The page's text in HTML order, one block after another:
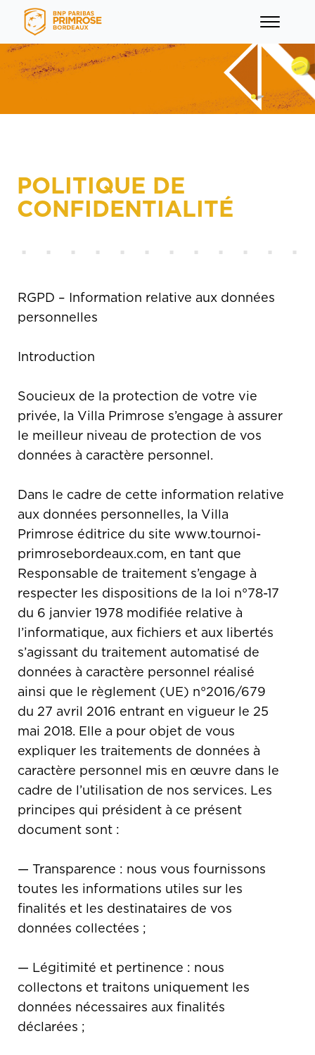
CONFIDENTIALITÉ
POLITIQUE DE
CONFIDENTIALITÉ
RGPD – Information relative aux données
personnelles
Introduction
Soucieux de la protection de votre vie
privée, la Villa Primrose s’engage à assurer
le meilleur niveau de protection de vos
données à caractère personnel.
Dans le cadre de cette information relative
aux données personnelles, la Villa
Primrose éditrice du site www.tournoi-
primrosebordeaux.com, en tant que
Responsable de traitement s’engage à
respecter les dispositions de la loi n°78-17
du 6 janvier 1978 modifiée relative à
l’informatique, aux fichiers et aux libertés
s’agissant du traitement automatisé de
données à caractère personnel réalisé
ainsi que le règlement (UE) n°2016/679
du 27 avril 2016 entrant en vigueur le 25
mai 2018. Elle a pour objet de vous
expliquer les traitements de données à
caractère personnel mis en œuvre dans le
cadre de l’utilisation de nos services. Les
principes qui président à ce présent
document sont :
— Transparence : nous vous fournissons
toutes les informations utiles sur les
finalités et les destinataires de vos
données collectées ;
— Légitimité et pertinence : nous
collectons et traitons uniquement les
données nécessaires aux finalités
déclarées ;